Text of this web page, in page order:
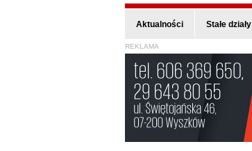
Aktualności Stałe działy
REKLAMA